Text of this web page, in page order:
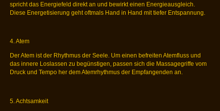
spricht das Energiefeld direkt an und bewirkt einen Energieausgleich.
Diese Energetisierung geht oftmals Hand in Hand mit tiefer Entspannung.
4. Atem
Der Atem ist der Rhythmus der Seele. Um einen befreiten Atemfluss und
das innere Loslassen zu begünstigen, passen sich die Massagegriffe vom
Druck und Tempo her dem Atemrhythmus der Empfangenden an.
5. Achtsamkeit